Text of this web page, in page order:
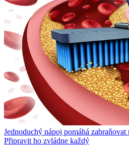
Jednoduchý nápoj pomáhá
Připravit ho zvládne každý